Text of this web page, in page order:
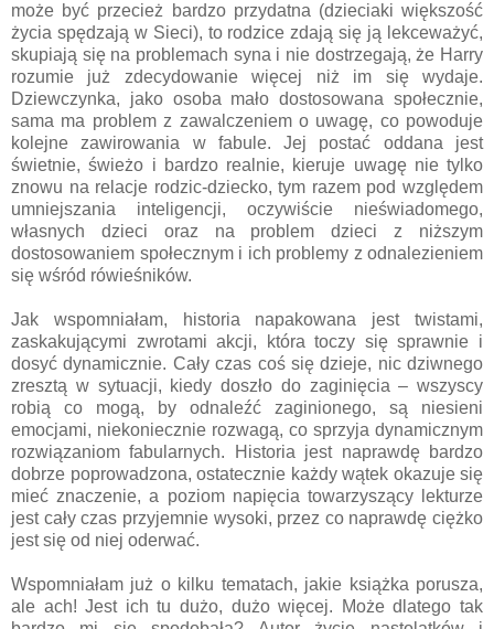
może być przecież bardzo przydatna (dzieciaki większość
życia spędzają w Sieci), to rodzice zdają się ją lekceważyć,
skupiają się na problemach syna i nie dostrzegają, że Harry
rozumie już zdecydowanie więcej niż im się wydaje.
Dziewczynka, jako osoba mało dostosowana społecznie,
sama ma problem z zawalczeniem o uwagę, co powoduje
kolejne zawirowania w fabule. Jej postać oddana jest
świetnie, świeżo i bardzo realnie, kieruje uwagę nie tylko
znowu na relacje rodzic-dziecko, tym razem pod względem
umniejszania inteligencji, oczywiście nieświadomego,
własnych dzieci oraz na problem dzieci z niższym
dostosowaniem społecznym i ich problemy z odnalezieniem
się wśród rówieśników.
Jak wspomniałam, historia napakowana jest twistami,
zaskakującymi zwrotami akcji, która toczy się sprawnie i
dosyć dynamicznie. Cały czas coś się dzieje, nic dziwnego
zresztą w sytuacji, kiedy doszło do zaginięcia – wszyscy
robią co mogą, by odnaleźć zaginionego, są niesieni
emocjami, niekoniecznie rozwagą, co sprzyja dynamicznym
rozwiązaniom fabularnych. Historia jest naprawdę bardzo
dobrze poprowadzona, ostatecznie każdy wątek okazuje się
mieć znaczenie, a poziom napięcia towarzyszący lekturze
jest cały czas przyjemnie wysoki, przez co naprawdę ciężko
jest się od niej oderwać.
Wspomniałam już o kilku tematach, jakie książka porusza,
ale ach! Jest ich tu dużo, dużo więcej. Może dlatego tak